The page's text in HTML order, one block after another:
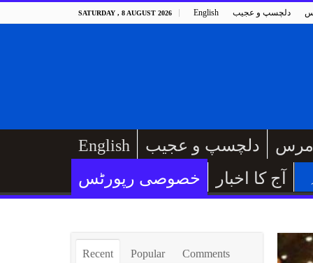
SATURDAY , 8 AUGUST 2026 English دلچسپ و عجیب
English دلچسپ و عجیب
خصوصی رپورٹس
آج کا اخبار
Recent Popular Comments